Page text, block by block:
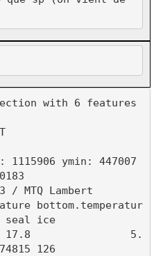
with 6 features
ymin: 447007
/ MTQ Lambert
bottom.temperatur
ice
17.8                5.
126